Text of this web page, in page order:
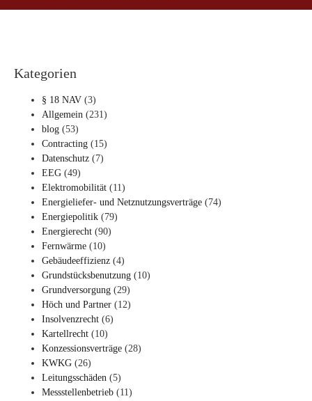
Kategorien
§ 18 NAV (3)
Allgemein (231)
blog (53)
Contracting (15)
Datenschutz (7)
EEG (49)
Elektromobilität (11)
Energieliefer- und Netznutzungsverträge (74)
Energiepolitik (79)
Energierecht (90)
Fernwärme (10)
Gebäudeeffizienz (4)
Grundstücksbenutzung (10)
Grundversorgung (29)
Höch und Partner (12)
Insolvenzrecht (6)
Kartellrecht (10)
Konzessionsverträge (28)
KWKG (26)
Leitungsschäden (5)
Messstellenbetrieb (11)